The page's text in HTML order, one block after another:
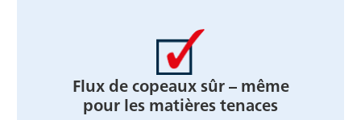
Flux de copeaux sûr – même
pour les matières tenaces